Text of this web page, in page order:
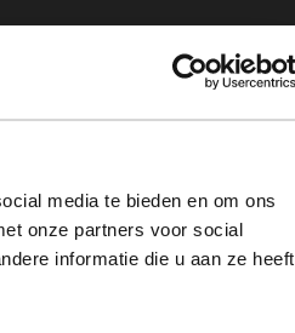
media te bieden en om ons
onze partners voor social
informatie die u aan ze heeft